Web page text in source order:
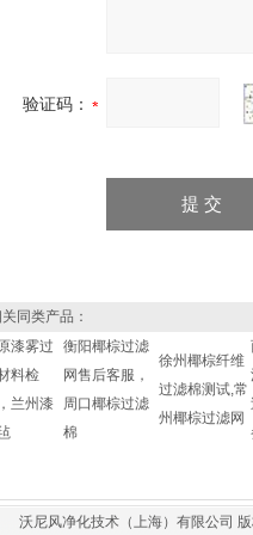
验证码：
同类产品：
漆雾过
料检
兰州漆
衡阳椰棕过滤
网售后客服，
周口椰棕过滤
棉
徐州椰棕纤维
过滤棉测试,常
州椰棕过滤网
沃尼风净化技术（上海）有限公司 版